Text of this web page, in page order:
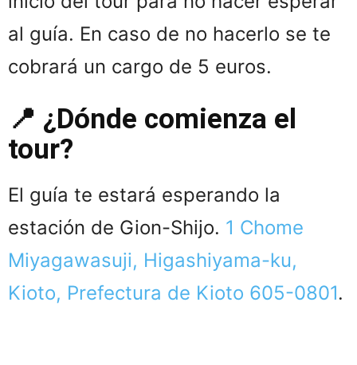
al guía. En caso de no hacerlo se te
cobrará un cargo de 5 euros.
📍 ¿Dónde comienza el
tour?
El guía te estará esperando la
estación de Gion-Shijo. 1 Chome
Miyagawasuji, Higashiyama-ku,
Kioto, Prefectura de Kioto 605-0801.